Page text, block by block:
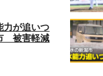
力が追いつ
被害軽減